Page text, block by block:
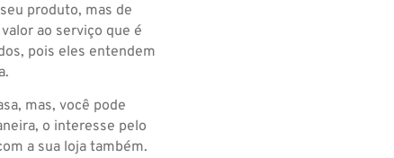
produto, mas de
ao serviço que é
pois eles entendem
mas, você pode
o interesse pelo
a sua loja também.